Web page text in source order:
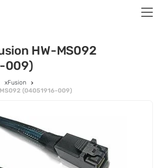
HW-MS092
009)
xFusion
(04051916-009)